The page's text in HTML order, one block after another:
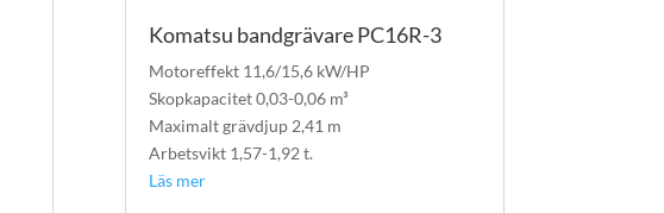
Komatsu bandgrävare PC16R-3
Motoreffekt 11,6/15,6 kW/HP
Skopkapacitet 0,03-0,06 m³
Maximalt grävdjup 2,41 m
Arbetsvikt 1,57-1,92 t.
Läs mer